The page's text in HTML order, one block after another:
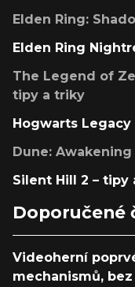
Elden Ring:
Elden Ring
The Legend of
tipy a triky
Hogwarts
Dune:
Silent Hill 2 – tipy
Doporučené
Videoherní
mechanismů,